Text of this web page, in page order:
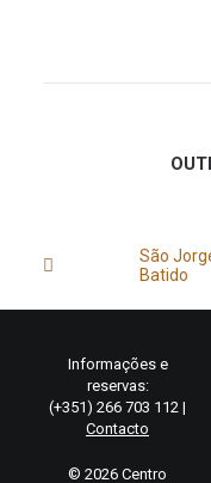
São
Batido
Informações e
reservas:
(+351) 266 703 112 |
Contacto
© 2026 Centro